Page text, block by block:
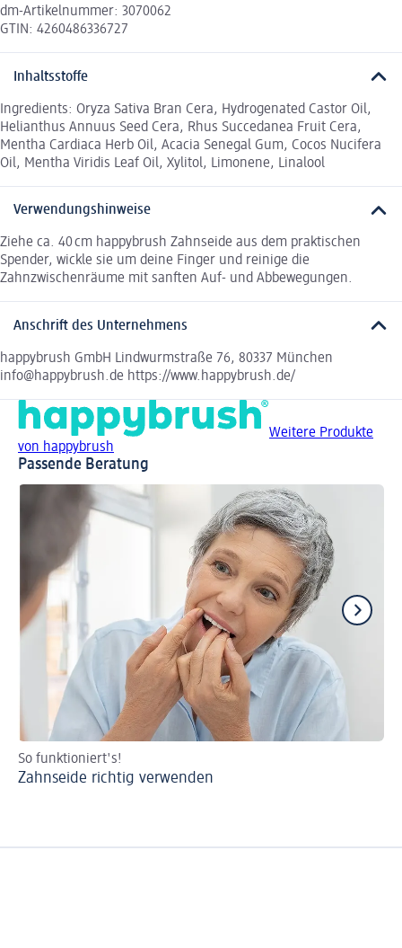
dm-Artikelnummer: 3070062
GTIN: 4260486336727
Inhaltsstoffe
Ingredients: Oryza Sativa Bran Cera, Hydrogenated Castor Oil,
Helianthus Annuus Seed Cera, Rhus Succedanea Fruit Cera,
Mentha Cardiaca Herb Oil, Acacia Senegal Gum, Cocos Nucifera
Oil, Mentha Viridis Leaf Oil, Xylitol, Limonene, Linalool
Verwendungshinweise
Ziehe ca. 40 cm happybrush Zahnseide aus dem praktischen
Spender, wickle sie um deine Finger und reinige die
Zahnzwischenräume mit sanften Auf- und Abbewegungen.
Anschrift des Unternehmens
happybrush GmbH Lindwurmstraße 76, 80337 München
info@happybrush.de https://www.happybrush.de/
Weitere Produkte
von happybrush
Passende Beratung
So funktioniert's!
Zahnseide richtig verwenden